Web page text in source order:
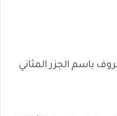
باسم الجزر المثاني